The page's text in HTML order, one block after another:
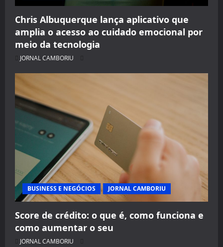
Chris Albuquerque lança aplicativo que
amplia o acesso ao cuidado emocional por
meio da tecnologia
JORNAL CAMBORIU
BUSINESS E NEGÓCIOS JORNAL CAMBORIU
Score de crédito: o que é, como funciona e
como aumentar o seu
JORNAL CAMBORIU